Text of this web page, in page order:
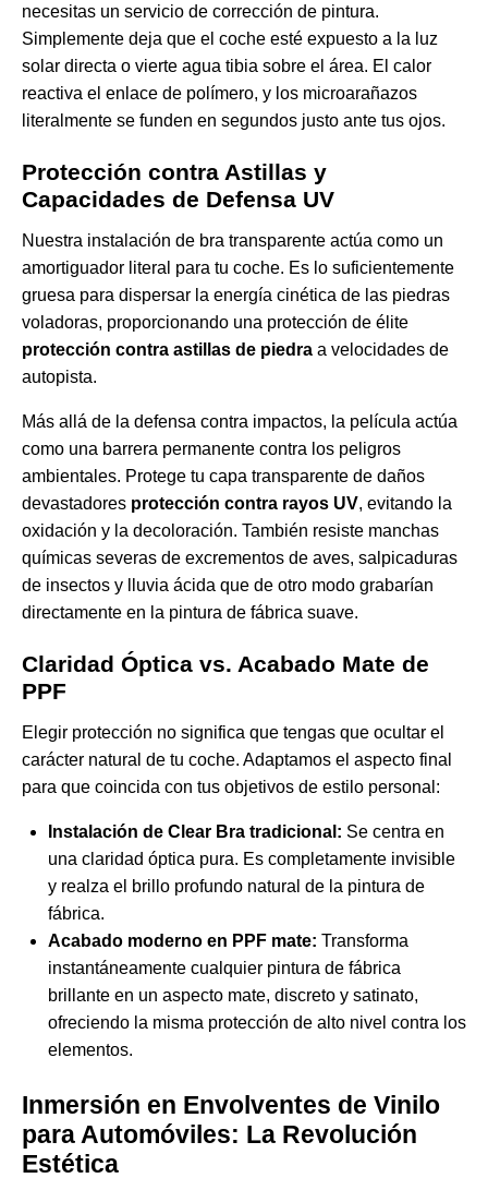
necesitas un servicio de corrección de pintura.
Simplemente deja que el coche esté expuesto a la luz
solar directa o vierte agua tibia sobre el área. El calor
reactiva el enlace de polímero, y los microarañazos
literalmente se funden en segundos justo ante tus ojos.
Protección contra Astillas y
Capacidades de Defensa UV
Nuestra instalación de bra transparente actúa como un
amortiguador literal para tu coche. Es lo suficientemente
gruesa para dispersar la energía cinética de las piedras
voladoras, proporcionando una protección de élite
protección contra astillas de piedra a velocidades de
autopista.
Más allá de la defensa contra impactos, la película actúa
como una barrera permanente contra los peligros
ambientales. Protege tu capa transparente de daños
devastadores protección contra rayos UV, evitando la
oxidación y la decoloración. También resiste manchas
químicas severas de excrementos de aves, salpicaduras
de insectos y lluvia ácida que de otro modo grabarían
directamente en la pintura de fábrica suave.
Claridad Óptica vs. Acabado Mate de
PPF
Elegir protección no significa que tengas que ocultar el
carácter natural de tu coche. Adaptamos el aspecto final
para que coincida con tus objetivos de estilo personal:
Instalación de Clear Bra tradicional: Se centra en
una claridad óptica pura. Es completamente invisible
y realza el brillo profundo natural de la pintura de
fábrica.
Acabado moderno en PPF mate: Transforma
instantáneamente cualquier pintura de fábrica
brillante en un aspecto mate, discreto y satinato,
ofreciendo la misma protección de alto nivel contra los
elementos.
Inmersión en Envolventes de Vinilo
para Automóviles: La Revolución
Estética